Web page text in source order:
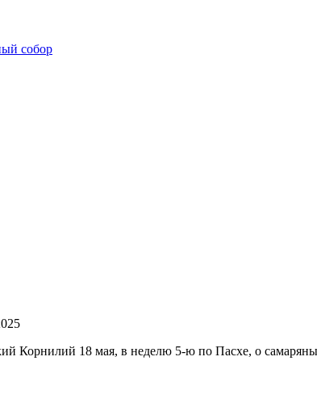
собор
Корнилий 18 мая, в неделю 5-ю по Пасхе, о